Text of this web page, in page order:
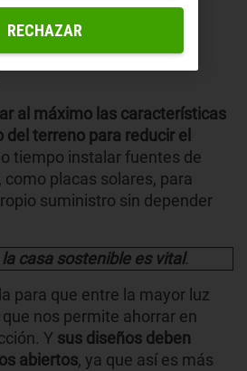
una vivienda
al máximo las características
terreno para reducir el
tiempo instalar fuentes de
placas solares, para
suministro sin depender
casa sostenible es vital.
para que entre la mayor luz
nos permite ahorrar en
Y sus diseños deben
abiertos, ya que así es más
RECHAZAR